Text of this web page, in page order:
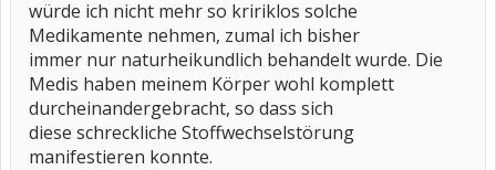
würde ich nicht mehr so kririklos solche
Medikamente nehmen, zumal ich bisher
immer nur naturheikundlich behandelt wurde. Die
Medis haben meinem Körper wohl komplett
durcheinandergebracht, so dass sich
diese schreckliche Stoffwechselstörung
manifestieren konnte.